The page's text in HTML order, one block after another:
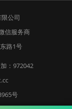
公司
信服务商
路1号
：972042
号